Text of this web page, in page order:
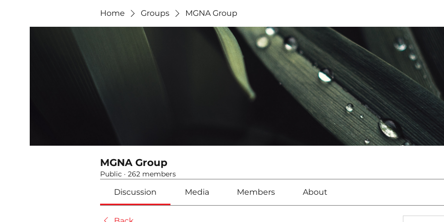
Home Groups MGNA Group
MGNA Group
Public · 262 members
Discussion Media Members About